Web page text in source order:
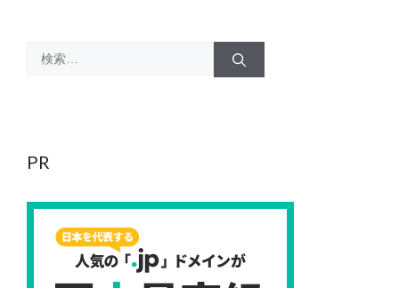
索:
PR